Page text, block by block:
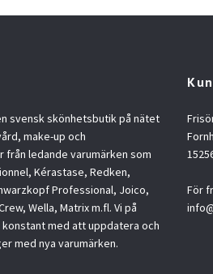
svensk skönhetsbutik på nätet
make-up och
från ledande varumärken som
Kérastase, Redken,
Professional, Joico,
Wella, Matrix m.fl. Vi på
med att uppdatera och
med nya varumärken.
För